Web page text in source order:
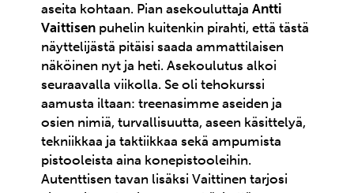
aseita kohtaan. Pian asekouluttajaAntti
Vaittisen puhelin kuitenkin pirahti, että tästä
näyttelijästä pitäisi saada ammattilaisen
näköinen nyt ja heti. Asekoulutus alkoi
seuraavalla viikolla. Se oli tehokurssi
aamusta iltaan: treenasimme aseiden ja
osien nimiä, turvallisuutta, aseen käsittelyä,
tekniikkaa ja taktiikkaa sekä ampumista
pistooleista aina konepistooleihin.
Autenttisen tavan lisäksi Vaittinen tarjosi